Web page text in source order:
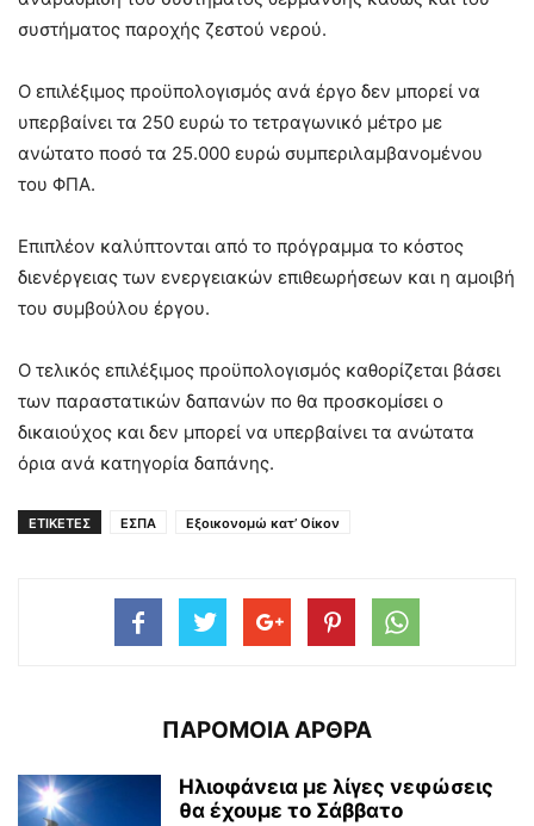
συστήματος παροχής ζεστού νερού.
Ο επιλέξιμος προϋπολογισμός ανά έργο δεν μπορεί να
υπερβαίνει τα 250 ευρώ το τετραγωνικό μέτρο με
ανώτατο ποσό τα 25.000 ευρώ συμπεριλαμβανομένου
του ΦΠΑ.
Επιπλέον καλύπτονται από το πρόγραμμα το κόστος
διενέργειας των ενεργειακών επιθεωρήσεων και η αμοιβή
του συμβούλου έργου.
Ο τελικός επιλέξιμος προϋπολογισμός καθορίζεται βάσει
των παραστατικών δαπανών πο θα προσκομίσει ο
δικαιούχος και δεν μπορεί να υπερβαίνει τα ανώτατα
όρια ανά κατηγορία δαπάνης.
ΕΤΙΚΕΤΕΣ ΕΣΠΑ Εξοικονομώ κατ’ Οίκον
ΠΑΡΟΜΟΙΑ ΑΡΘΡΑ
Ηλιοφάνεια με λίγες νεφώσεις
θα έχουμε το Σάββατο